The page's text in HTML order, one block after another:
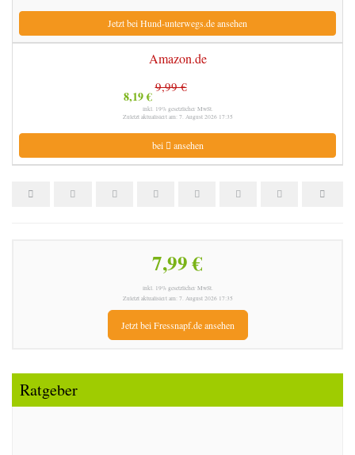
Jetzt bei Hund-unterwegs.de ansehen
Amazon.de
8,19 €
9,99 €
inkl. 19% gesetzlicher MwSt.
Zuletzt aktualisiert am: 7. August 2026 17:35
bei ansehen
7,99 €
inkl. 19% gesetzlicher MwSt.
Zuletzt aktualisiert am: 7. August 2026 17:35
Jetzt bei Fressnapf.de ansehen
Ratgeber